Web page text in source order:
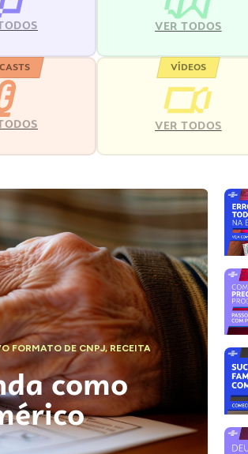
VER TODOS
VÍDEOS
VER TODOS
FORMATO DE CNPJ,RECEITA
como